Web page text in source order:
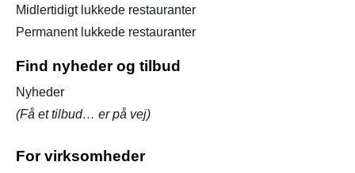
Midlertidigt lukkede restauranter
Permanent lukkede restauranter
Find nyheder og tilbud
Nyheder
(Få et tilbud… er på vej)
For virksomheder